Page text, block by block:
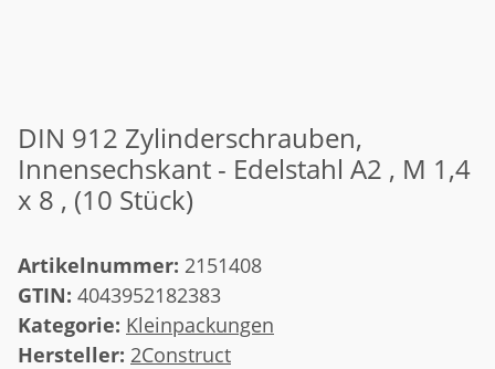
DIN 912 Zylinderschrauben,
Innensechskant - Edelstahl A2 , M 1,4
x 8 , (10 Stück)
Artikelnummer: 2151408
GTIN: 4043952182383
Kategorie: Kleinpackungen
Hersteller: 2Construct